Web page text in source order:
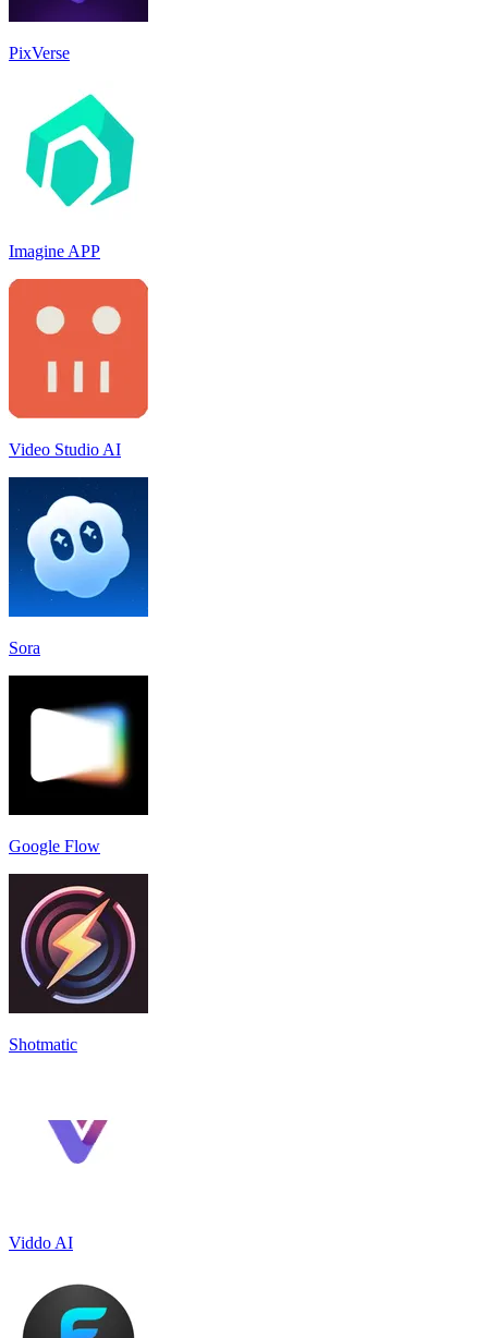
PixVerse
Imagine APP
Video Studio AI
Sora
Google Flow
Shotmatic
Viddo AI